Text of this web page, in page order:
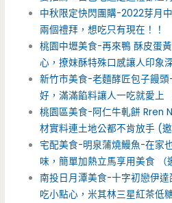
中秋限定快閃團購-2022芽月
兩個禮拜，想吃只有現在！！
桃園中壢美食-再來鴨 酥皮蛋
心，撩妹酥特殊口感讓人印象
新竹市美食-老麵酵匠包子饅
好，滿滿餡料讓人一吃就愛上
桃園區美食-阿仁牛軋餅 Rren
材實料連土地公都不肯放手 (
宅配美食-明泉蒲燒鰻魚-在家
味，簡單加熱立馬享用美食 （
南投日月潭美食-十字初戀伊
吃小點心，米其林三星紅茶低